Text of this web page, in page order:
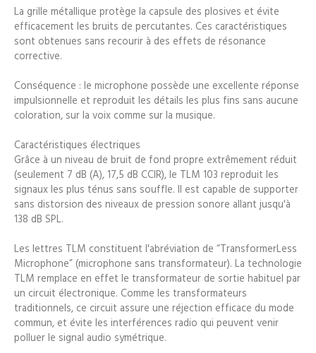
La grille métallique protège la capsule des plosives et évite
efficacement les bruits de percutantes. Ces caractéristiques
sont obtenues sans recourir à des effets de résonance
corrective.
Conséquence : le microphone possède une excellente réponse
impulsionnelle et reproduit les détails les plus fins sans aucune
coloration, sur la voix comme sur la musique.
Caractéristiques électriques
Grâce à un niveau de bruit de fond propre extrêmement réduit
(seulement 7 dB (A), 17,5 dB CCIR), le TLM 103 reproduit les
signaux les plus ténus sans souffle. Il est capable de supporter
sans distorsion des niveaux de pression sonore allant jusqu'à
138 dB SPL.
Les lettres TLM constituent l'abréviation de “TransformerLess
Microphone” (microphone sans transformateur). La technologie
TLM remplace en effet le transformateur de sortie habituel par
un circuit électronique. Comme les transformateurs
traditionnels, ce circuit assure une réjection efficace du mode
commun, et évite les interférences radio qui peuvent venir
polluer le signal audio symétrique.